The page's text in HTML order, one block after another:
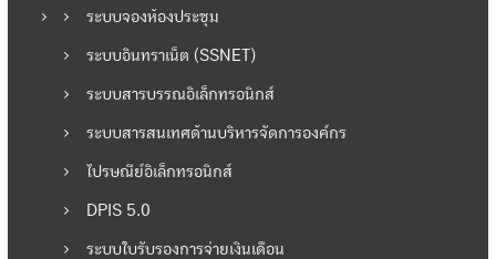
รื่
อ
ระบบจองห้องประชุม
ระบบอินทราเน็ต (SSNET)
ระบบสารบรรณอิเล็กทรอนิกส์
ระบบสารสนเทศด้านบริหารจัดการองค์กร
ไปรษณีย์อิเล็กทรอนิกส์
DPIS 5.0
ระบบใบรับรองการจ่ายเงินเดือน